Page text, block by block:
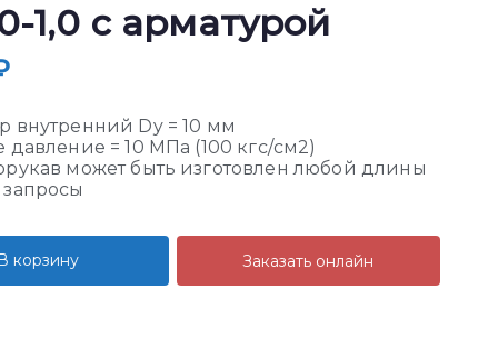
1,0 с арматурой
внутренний Dy = 10 мм
давление = 10 МПа (100 кгс/см2)
может быть изготовлен любой длины
В корзину Заказать онлайн